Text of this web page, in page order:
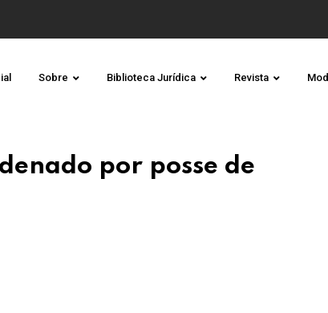
Sobre Biblioteca Jurídica Revista
por posse de